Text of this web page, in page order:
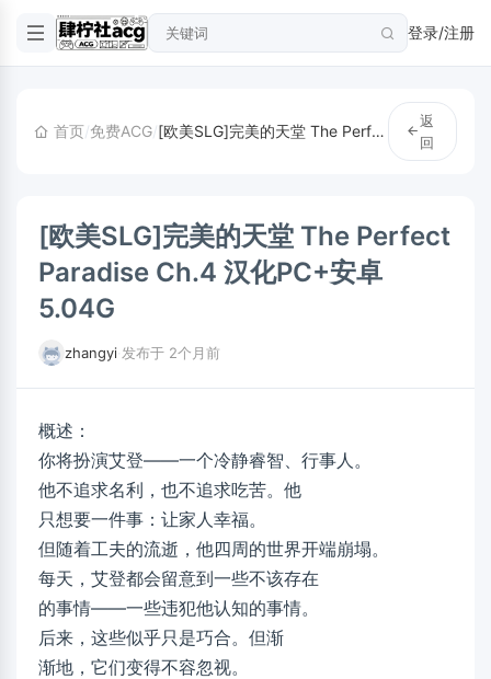
登录/注册
首页/免费ACG/ [欧美SLG]完美的天堂 The Perfect Paradise Ch.4 汉化PC+安卓5.04G
返
回
[欧美SLG]完美的天堂 The Perfect
Paradise Ch.4 汉化PC+安卓
5.04G
zhangyi 发布于 2个月前
概述：
你将扮演艾登——一个冷静睿智、行事人。
他不追求名利，也不追求吃苦。他
只想要一件事：让家人幸福。
但随着工夫的流逝，他四周的世界开端崩塌。
每天，艾登都会留意到一些不该存在
的事情——一些违犯他认知的事情。
后来，这些似乎只是巧合。但渐
渐地，它们变得不容忽视。